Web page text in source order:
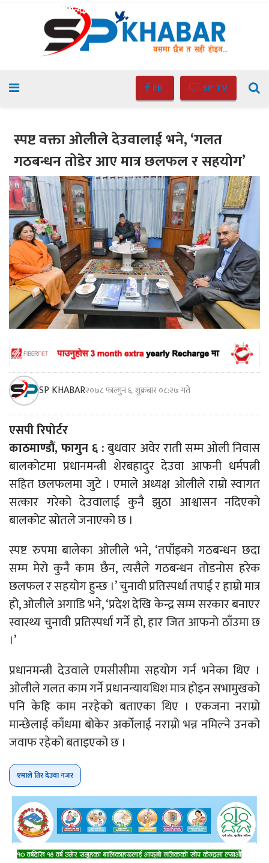
FB SP TV
स्पष्ट वक्ता ओलीले देउवालाई भने, ‘गलत
गठबन्धन तोडेर आए मात्र छलफल र सहयोग’
SP KHABAR२०७८ फाल्गुन ६, शुक्रबार ०८:२७ गते
एसपी रिपोर्टर
काठमाण्डौं, फागुन ६ :बुधवार अवेर राती सम्म ओली निवास
बालकोटमा प्रधानमन्त्री शेरबहादुर देउवा आफनी धर्मपत्नी
सहित छलफलमा जुटे । एमाले अध्यक्ष ओलीले राम्रो स्वागत
सत्कार गरेको देउवालाई कुनै झुठा आश्वासन नदिएको
बालकोट स्रोतले जनाएको छ ।
स्पष्ट रुपमा बालेका ओलीले भने, ‘तपाँइको गठबन्धन छदा
सम्म मेरो कुनै काम छैन, त्यसैले गठबन्धन तोडनोस हरेक
छलफल र सहयोग हुन्छ ।’ चुनावी प्रतिस्पर्धा तपाई र हाम्रो मात्र
हो, ओलीले अगाडि भने, ‘प्रदेश देखि केन्द्र सम्म सरकार बनाएर
स्वास्थ्य चुनावी प्रतिस्पर्धा गर्ने हो, हार जित आफनो ठाँउमा छ
।’
प्रधानमन्त्री देउवाले एमसीसीमा सहयोग गर्न भनेका थिए ।
ओलीले गलत काम गर्ने प्रधानन्यायधिश मात्र होइन सभामुखको
पनि केहि काम नरहेको बताएका थिए । एकजना नराम्रो
मान्छेलाई काँधमा बोकेर अर्कोलाई नराम्रो भन्न नमिल्ने उनको
जवाफ रहेको बताइएको छ ।
एमाले तिर देउवा नजर